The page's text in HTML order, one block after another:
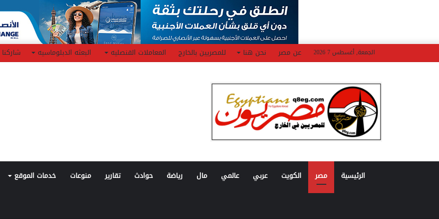
الجمعة, أغسطس 7 2026 عن مصر نحن هنا للمصريين بالخارج المعاملات القنصليه البعثه الدبلوماسيه شاركنا
الرئيسية مصر الكويت عربي عالمي مال رياضة حوادث تقارير منوعات خدمات الموقع